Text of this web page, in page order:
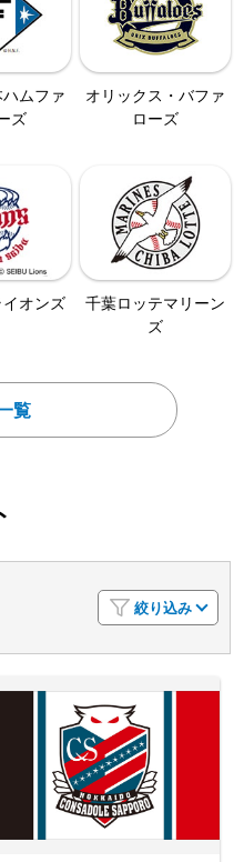
ムファ
ズ
オリックス・バファ
ローズ
オンズ
千葉ロッテマリーン
ズ
覧
絞り込み